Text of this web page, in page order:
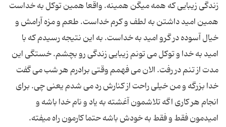
زندگی زیبایی که همه میگن همینه. واقعا همین توکل به خداست
همین امید داشتن به لطف و کرم خداست. طعم و مزه آرامش و
خیال آسوده در گرو امید به خداست. به این نتیجه رسیدم که با
امید به خدا و توکل می تونم زیبایی زندگی رو بچشم. خستگی این
مدت از تنم در رفت. الان می فهمم وقتی برادرم هر شب می گفت
خدا بزرگه و من خیلی راحت از کنارش رد می شدم یعنی چی. برای
انجام هر کاری اگه تلاشمون آغشته به یاد و نام خدا باشه و
امیدمون فقط و فقط به خودش باشه حتما کارمون راه میفته.